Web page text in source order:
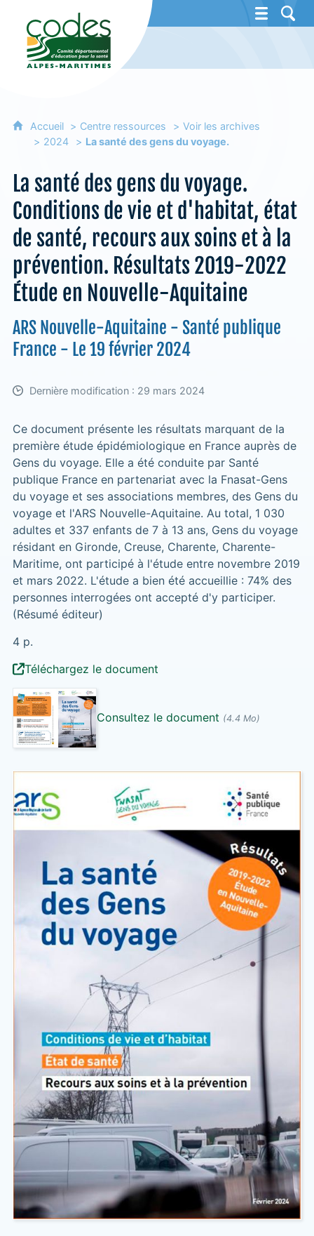
CoDES 06 - Comité départemental
Accueil Centre ressources
Voir les archives
2024
La santé des gens du voyage.
La santé des gens du voyage.
Conditions de vie et d'habitat, état
de santé, recours aux soins et à la
prévention. Résultats 2019-2022
Étude en Nouvelle-Aquitaine
ARS Nouvelle-Aquitaine - Santé publique
France - Le 19 février 2024
Dernière modification : 29 mars 2024
Ce document présente les résultats marquant de la
première étude épidémiologique en France auprès de
Gens du voyage. Elle a été conduite par Santé
publique France en partenariat avec la Fnasat-Gens
du voyage et ses associations membres, des Gens du
voyage et l'ARS Nouvelle-Aquitaine. Au total, 1 030
adultes et 337 enfants de 7 à 13 ans, Gens du voyage
résidant en Gironde, Creuse, Charente, Charente-
Maritime, ont participé à l'étude entre novembre 2019
et mars 2022. L'étude a bien été accueillie : 74% des
personnes interrogées ont accepté d'y participer.
(Résumé éditeur)
4 p.
Téléchargez le document
Consultez le document (4.4 Mo)